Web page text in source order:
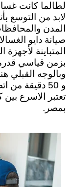
لطالما كانت
لابد من التوسع
المدن
صيانة دايو
المتباينة
و 50 دقيقة
تعتبر الاسرع
بمصر.